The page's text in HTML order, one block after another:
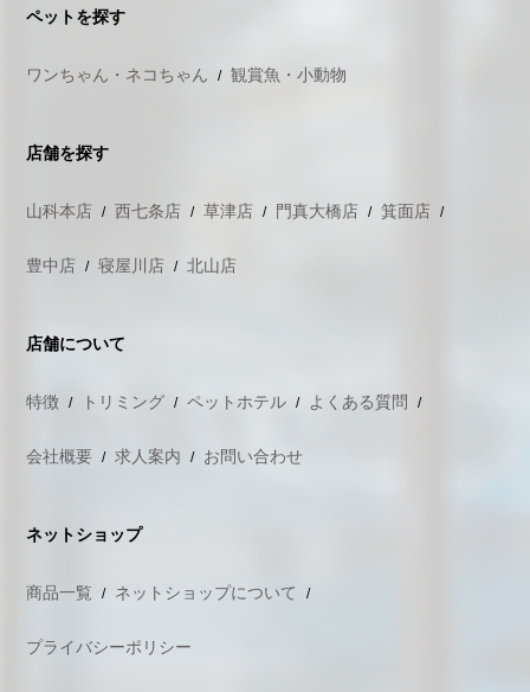
ペットを探す
ワンちゃん・ネコちゃん 観賞魚・小動物
店舗を探す
山科本店 西七条店 草津店 門真大橋店 箕面店
豊中店 寝屋川店 北山店
店舗について
特徴 トリミング ペットホテル よくある質問
会社概要 求人案内 お問い合わせ
ネットショップ
商品一覧 ネットショップについて
プライバシーポリシー